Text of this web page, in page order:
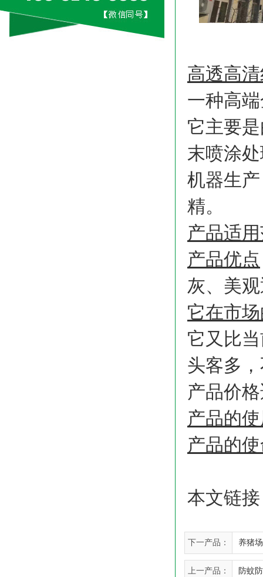
高透高
一种高
它主要
末喷涂
机器生
精。
产品适
产品优点
灰、美
它在市
它又比
头客多
产品价
产品的
产品的
本文链
下一产品： 养猪
上一产品： 防蚊